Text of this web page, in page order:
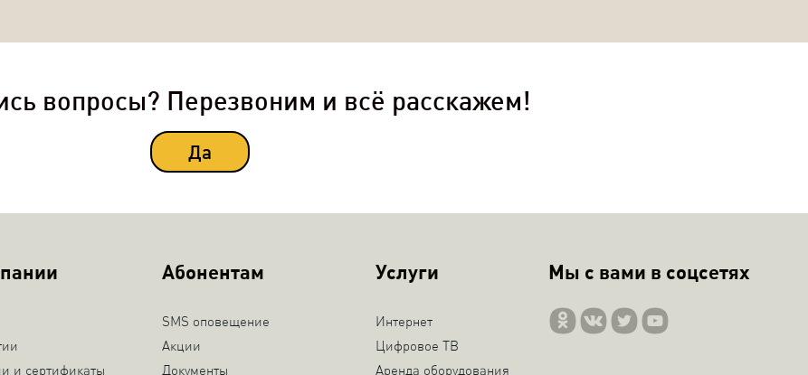
вопросы? Перезвоним и всё расскажем!
Да
и сертификаты
Абонентам
SMS оповещение
Акции
Документы
Услуги
Интернет
Цифровое ТВ
Аренда оборудования
Мы с вами в соцсетях